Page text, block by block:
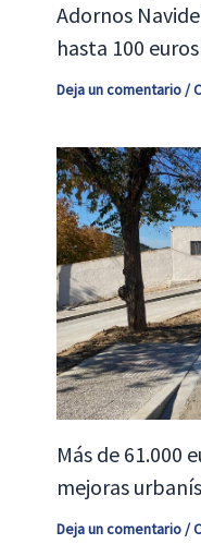
Adornos
hasta 100
Deja un comentario/
Más de 61.000
mejoras
Deja un comentario/